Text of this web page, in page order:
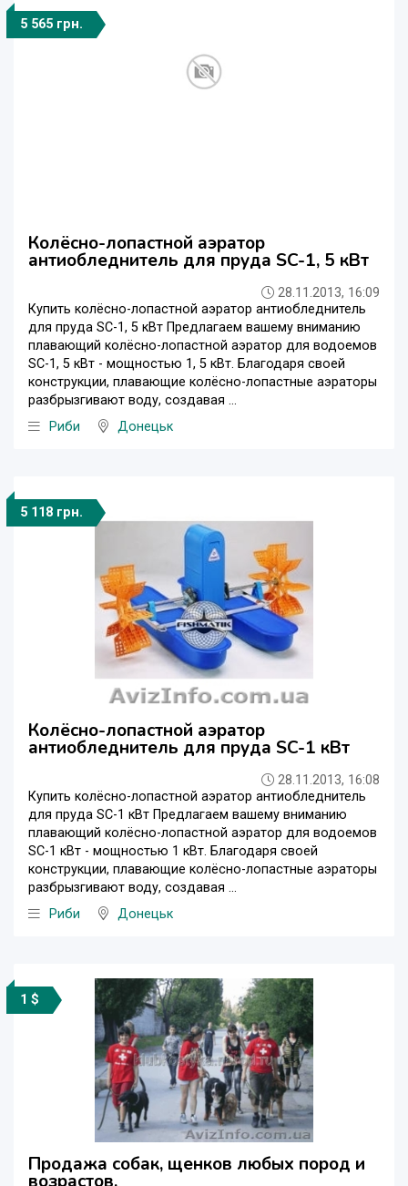
5 565 грн.
Колёсно-лопастной аэратор
антиобледнитель для пруда SC-1, 5 кВт
28.11.2013, 16:09
Купить колёсно-лопастной аэратор антиобледнитель
для пруда SC-1, 5 кВт Предлагаем вашему вниманию
плавающий колёсно-лопастной аэратор для водоемов
SC-1, 5 кВт - мощностью 1, 5 кВт. Благодаря своей
конструкции, плавающие колёсно-лопастные аэраторы
разбрызгивают воду, создавая ...
Риби
Донецьк
5 118 грн.
Колёсно-лопастной аэратор
антиобледнитель для пруда SC-1 кВт
28.11.2013, 16:08
Купить колёсно-лопастной аэратор антиобледнитель
для пруда SC-1 кВт Предлагаем вашему вниманию
плавающий колёсно-лопастной аэратор для водоемов
SC-1 кВт - мощностью 1 кВт. Благодаря своей
конструкции, плавающие колёсно-лопастные аэраторы
разбрызгивают воду, создавая ...
Риби
Донецьк
1 $
Продажа собак, щенков любых пород и